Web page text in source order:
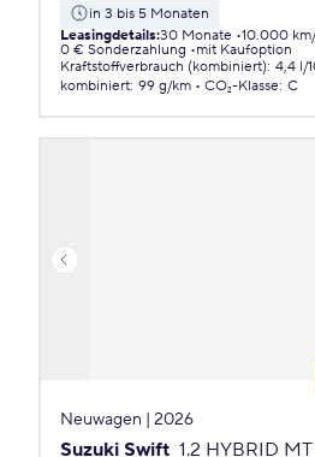
in 3 bis 5 Monaten
Leasingdetails:30 Monate 10.000
0 € Sonderzahlung
mit Kaufoption
Kraftstoffverbrauch (kombiniert): 4,4 l/
kombiniert: 99 g/km CO₂-Klasse: C
Neuwagen | 2026
Suzuki Swift 1.2 HYBRID